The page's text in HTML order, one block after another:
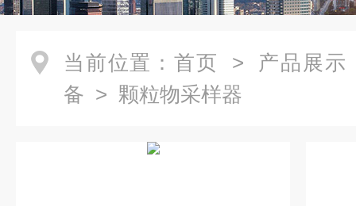
当前位置： 首页 > 产品展示
备 > 颗粒物采样器